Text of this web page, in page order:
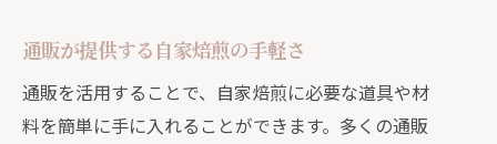
通販で得られる自家焙煎の多様な味わ
い
自家焙煎の知識を通販で深める
通販が提供する自家焙煎の手軽さ
通販を活用することで、自家焙煎に必要な道具や材
料を簡単に手に入れることができます。多くの通販